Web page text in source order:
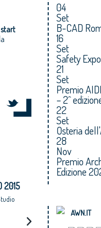
2015
04
Set
B-CAD
16
Set
Safety
21
Set
Premio
– 2^
22
Set
Osteria
28
Nov
Premio
Edizione
AWN.IT